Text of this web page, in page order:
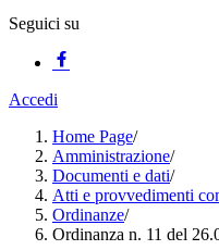
Seguici su
Accedi
Home Page/
Amministrazione/
Documenti e dati/
Atti e provvedimenti
Ordinanze/
Ordinanza n. 11 del